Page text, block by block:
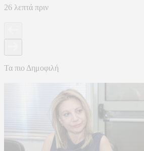
26 λεπτά πριν
Τα πιο Δημοφιλή